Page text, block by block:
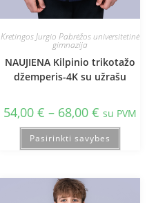
Kretingos Jurgio Pabrėžos universitetinė
gimnazija
NAUJIENA Kilpinio trikotažo
džemperis-4K su užrašu
54,00 € – 68,00 € su PVM
Pasirinkti savybes